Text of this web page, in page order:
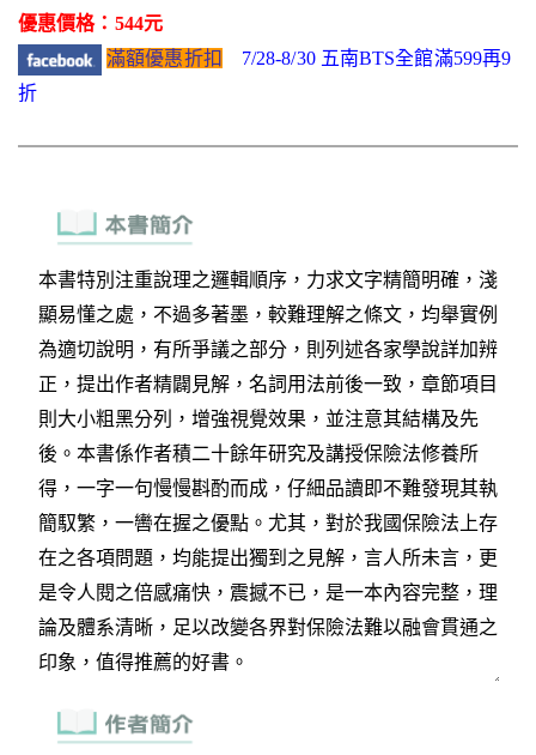
優惠價格：544元
滿額優惠折扣
7/28-8/30 五南BTS全館滿599再9
折